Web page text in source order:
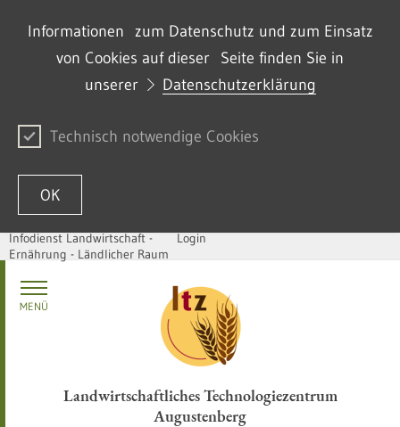
Informationen zum Datenschutz und zum Einsatz
von Cookies auf dieser Seite finden Sie in
unserer
Datenschutzerklärung
Technisch notwendige Cookies
OK
Zum Inhalt springen
Infodienst Landwirtschaft -
Ernährung - Ländlicher Raum
Login
Landwirtschaftliches Technologiezentrum
Augustenberg
MENÜ